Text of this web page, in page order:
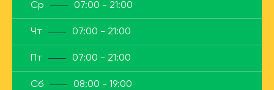
Ср 07:00 - 21:00
Чт 07:00 - 21:00
Пт 07:00 - 21:00
Сб 08:00 - 19:00